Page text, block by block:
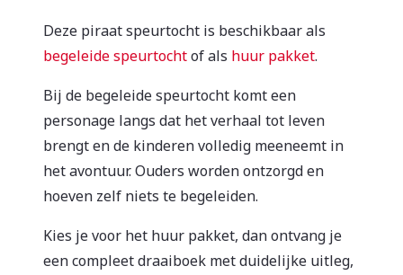
Deze piraat speurtocht is beschikbaar als
begeleide speurtochtof als huur pakket.
Bij de begeleide speurtocht komt een
personage langs dat het verhaal tot leven
brengt en de kinderen volledig meeneemt in
het avontuur. Ouders worden ontzorgd en
hoeven zelf niets te begeleiden.
Kies je voor het huur pakket, dan ontvang je
een compleet draaiboek met duidelijke uitleg,